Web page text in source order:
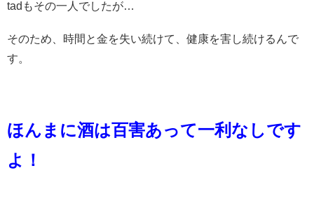
tadもその一人でしたが…
そのため、時間と金を失い続けて、健康を害し続けるんで
す。
ほんまに酒は百害あって一利なしです
よ！